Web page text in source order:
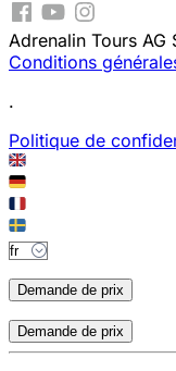
Adrenalin Tours AG
Conditions
.
Politique de
Demande de prix
Demande de prix